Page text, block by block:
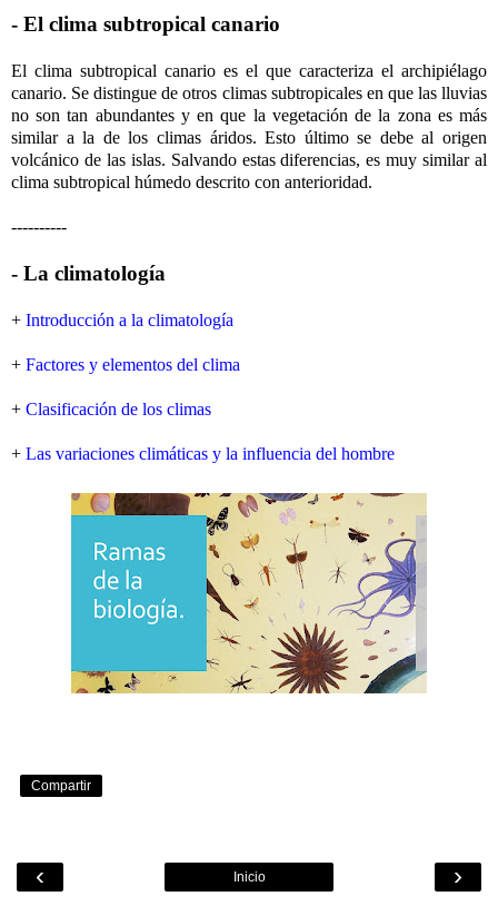
- El clima subtropical canario
El clima subtropical canario es el que caracteriza el archipiélago
canario. Se distingue de otros climas subtropicales en que las lluvias
no son tan abundantes y en que la vegetación de la zona es más
similar a la de los climas áridos. Esto último se debe al origen
volcánico de las islas. Salvando estas diferencias, es muy similar al
clima subtropical húmedo descrito con anterioridad.
----------
- La climatología
+ Introducción a la climatología
+ Factores y elementos del clima
+ Clasificación de los climas
+ Las variaciones climáticas y la influencia del hombre
Compartir
‹ ›
Inicio